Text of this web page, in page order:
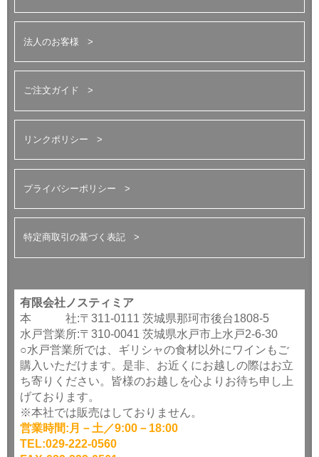
法人のお客様
ご注文ガイド
リンクポリシー
プライバシーポリシー
特定商取引の基づく表記
有限会社ノスティミア
本 社:〒311-0111 茨城県那珂市後台1808-5
水戸営業所:〒310-0041 茨城県水戸市上水戸2-6-30
○水戸営業所では、ギリシャの食材以外にワインもご
購入いただけます。是非、お近くにお越しの際はお立
ち寄りください。皆様のお越しを心よりお待ち申し上
げております。
※本社では販売はしておりません。
営業時間:月－土／9:00－18:00
TEL:029-222-0560